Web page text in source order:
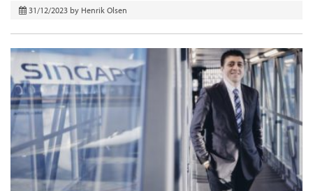
31/12/2023 by Henrik Olsen